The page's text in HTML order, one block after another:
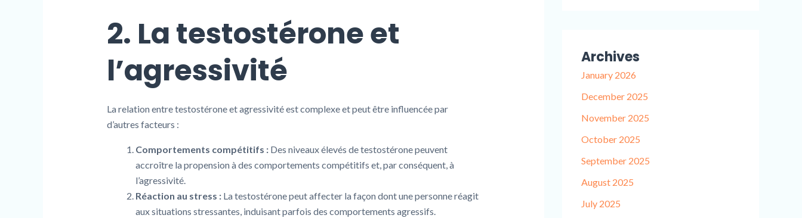
2. La testostérone et
l’agressivité
La relation entre testostérone et agressivité est complexe et peut être influencée par
d’autres facteurs :
Comportements compétitifs :Des niveaux élevés de testostérone peuvent
accroître la propension à des comportements compétitifs et, par conséquent, à
l’agressivité.
Réaction au stress :La testostérone peut affecter la façon dont une personne réagit
aux situations stressantes, induisant parfois des comportements agressifs.
Archives
January 2026
December 2025
November 2025
October 2025
September 2025
August 2025
July 2025